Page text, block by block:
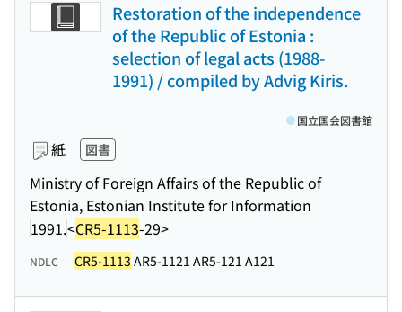
Restoration of the independence
of the Republic of Estonia :
selection of legal acts (1988-
1991) / compiled by Advig Kiris.
紙 図書
Ministry of Foreign Affairs of the Republic of
Estonia, Estonian Institute for Information
1991.<CR5-1113-29>
国立国会図書館
NDLC CR5-1113 AR5-1121 AR5-121 A121